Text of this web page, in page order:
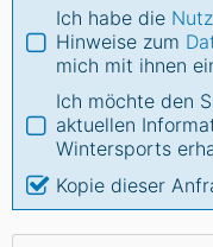
Ich habe die
Hinweise zum
mich mit ihnen
Ich möchte den
aktuellen
Wintersports
Kopie dieser